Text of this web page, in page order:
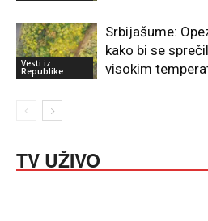
Vesti iz
Republike
Srbijašume:
kako bi se
visokim
TV UŽIVO